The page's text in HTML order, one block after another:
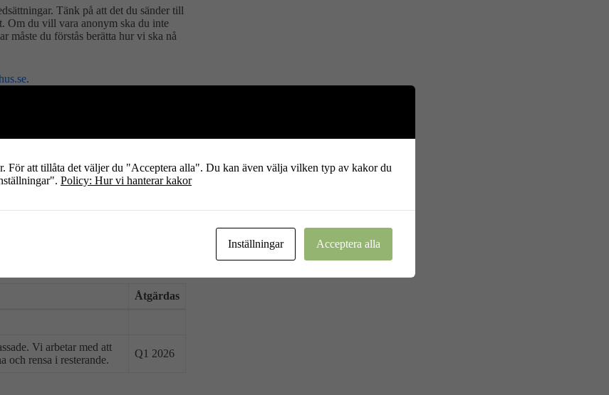
Tänk på att det du sänder till
Om du vill vara anonym ska du inte
måste du förstås berätta hur vi ska nå
.
till digital offentlig service. Om
för digital förvaltning (extern
service. Vi är medvetna om
på internationell standard WCAG
Åtgärdas
Vi arbetar med att
och rensa i resterande.
Q1 2026
För att tillåta det väljer du "Acceptera alla". Du kan även välja vilken typ av kakor du
Policy: Hur vi hanterar kakor
Inställningar Acceptera alla